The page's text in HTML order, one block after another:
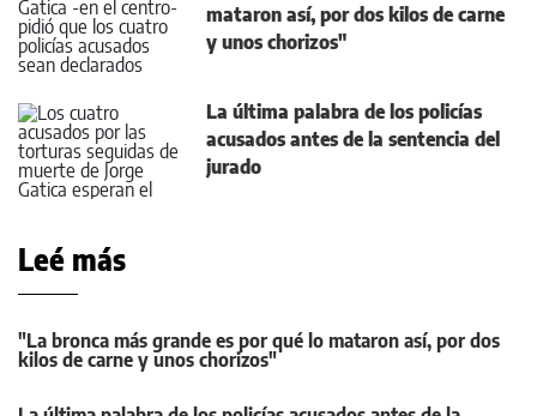
mataron así, por dos kilos de carne
y unos chorizos"
La última palabra de los policías
acusados antes de la sentencia del
jurado
Leé más
"La bronca más grande es por qué lo mataron así, por dos
kilos de carne y unos chorizos"